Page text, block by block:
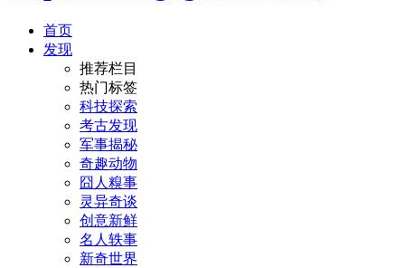
首页
发现
推荐栏目
热门标签
科技探索
考古发现
军事揭秘
奇趣动物
囧人糗事
灵异奇谈
创意新鲜
名人轶事
新奇世界